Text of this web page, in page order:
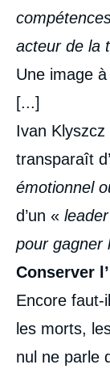
acteur de la
Une image
[...]
Ivan
transparaît
émotionnel
d’un «
pour gagner
Conserver
Encore faut-
les morts,
nul ne parle